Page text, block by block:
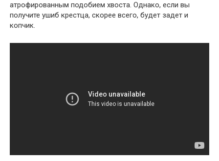
атрофированным подобием хвоста. Однако, если вы
получите ушиб крестца, скорее всего, будет задет и
копчик.